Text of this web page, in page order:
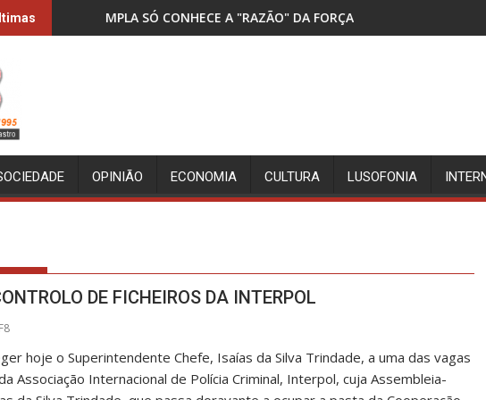
SÓ CONHECE A "RAZÃO" DA FORÇA DETIDOS TRÊS
OPINIÃO ECONOMIA CULTURA LUSOFONIA
DE FICHEIROS DA INTERPOL
hoje o Superintendente Chefe, Isaías da Silva Trindade, a uma das vagas
Associação Internacional de Polícia Criminal, Interpol, cuja Assembleia-